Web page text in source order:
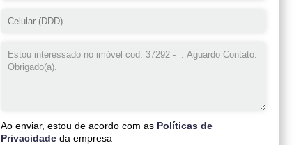
Ao enviar, estou de acordo com as Políticas de
Privacidade da empresa